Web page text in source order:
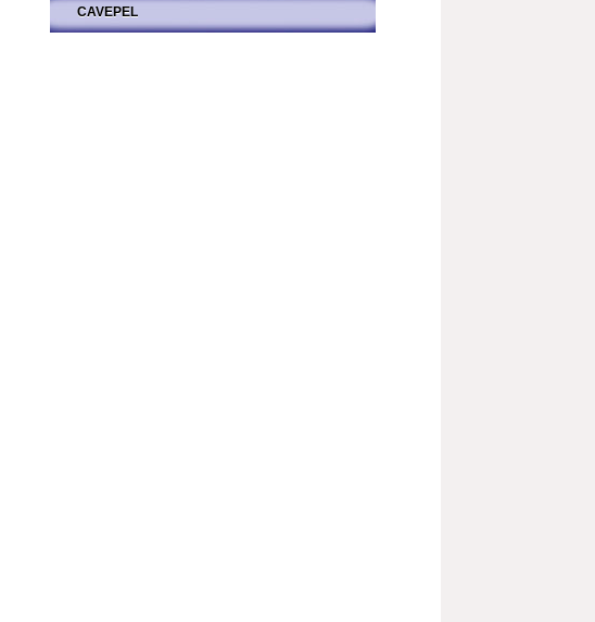
CAVEPEL